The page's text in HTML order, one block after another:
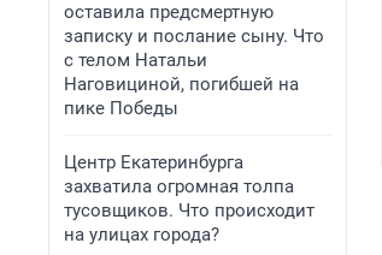
оставила предсмертную
записку и послание сыну. Что
с телом Натальи
Наговициной, погибшей на
пике Победы
Центр Екатеринбурга
захватила огромная толпа
тусовщиков. Что происходит
на улицах города?